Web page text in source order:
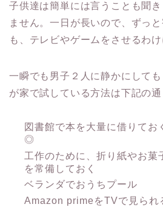
子供達は簡単には言うことも聞
ません。一日が長いので、ずっ
も、テレビやゲームをさせるわ
一瞬でも男子２人に静かにして
が家で試している方法は下記の通
図書館で本を大量に借りて
◎
工作のために、折り紙やお菓
を常備しておく
ベランダでおうちプール
Amazon primeをTVで見られ